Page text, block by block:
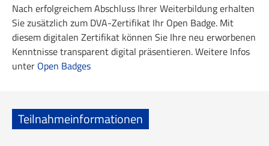
Nach erfolgreichem Abschluss Ihrer Weiterbildung erhalten
Sie zusätzlich zum DVA-Zertifikat Ihr Open Badge. Mit
diesem digitalen Zertifikat können Sie Ihre neu erworbenen
Kenntnisse transparent digital präsentieren. Weitere Infos
unter Open Badges
Teilnahmeinformationen